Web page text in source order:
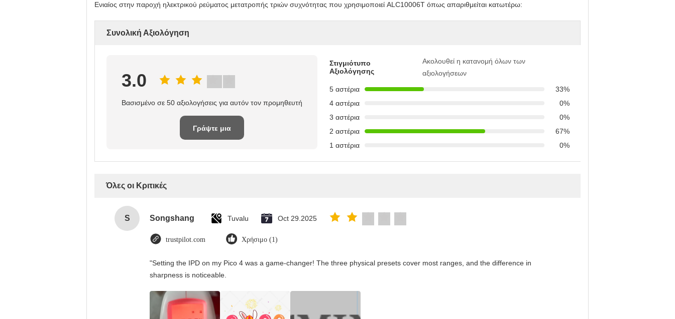
Ενιαίος στην παροχή ηλεκτρικού ρεύματος μετατροπής τριών συχνότητας που χρησιμοποιεί ALC10006T όπως απαριθμείται κατωτέρω:
Συνολική Αξιολόγηση
3.0
Βασισμένο σε 50 αξιολογήσεις για αυτόν τον προμηθευτή
Γράψτε μια
Στιγμιότυπο
Αξιολόγησης
Ακολουθεί η κατανομή όλων των
αξιολογήσεων
5 αστέρια
33%
4 αστέρια
0%
3 αστέρια
0%
2 αστέρια
67%
1 αστέρια
0%
Όλες οι Κριτικές
S Songshang Tuvalu Oct 29.2025
trustpilot.com Χρήσιμο (1)
"Setting the IPD on my Pico 4 was a game-changer! The three physical presets cover most ranges, and the difference in
sharpness is noticeable.